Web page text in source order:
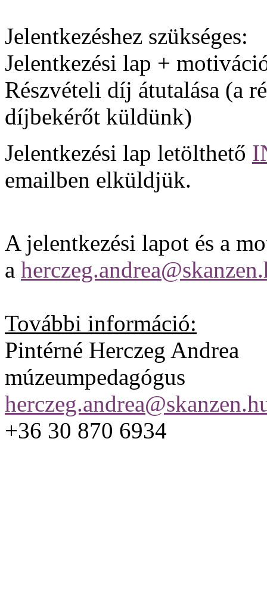
Jelentkezéshez szükséges:
Jelentkezési lap +
Részvételi díj átutalása (a
díjbekérőt küldünk)
Jelentkezési lap letölthető
emailben elküldjük.
A jelentkezési lapot és a
a
További információ:
Pintérné Herczeg Andrea
múzeumpedagógus
+36 30 870 6934